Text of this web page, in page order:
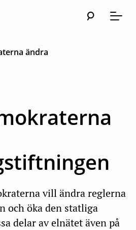
Meny
ändra
vill ändra reglerna
och öka den statliga
delar av elnätet även på